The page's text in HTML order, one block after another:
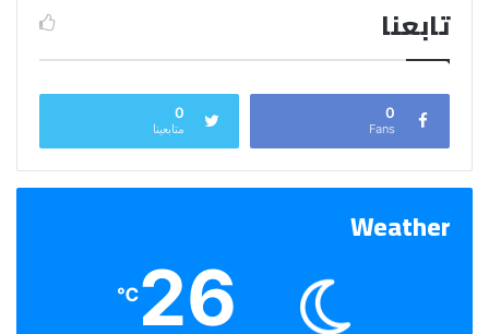
تابعنا
0
Fans
0
متابعينا
Weather
26
℃